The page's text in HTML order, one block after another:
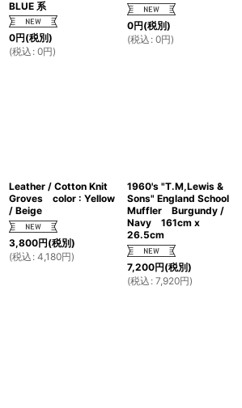
BLUE 系
0円(税別)
(税込 : 0円)
0円(税別)
(税込 : 0円)
Leather / Cotton Knit
Groves color : Yellow
/ Beige
3,800円(税別)
(税込 : 4,180円)
1960's "T.M,Lewis &
Sons" England School
Muffler Burgundy /
Navy 161cm x
26.5cm
7,200円(税別)
(税込 : 7,920円)